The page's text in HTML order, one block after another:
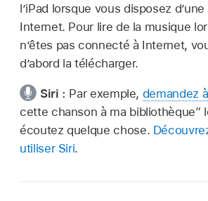
l’iPad lorsque vous disposez
Internet. Pour lire de la musique
n’êtes pas connecté à Internet,
d’abord la télécharger.
Siri : Par exemple, demandez
cette chanson à ma bibliothèque”
écoutez quelque chose.
utiliser Siri.